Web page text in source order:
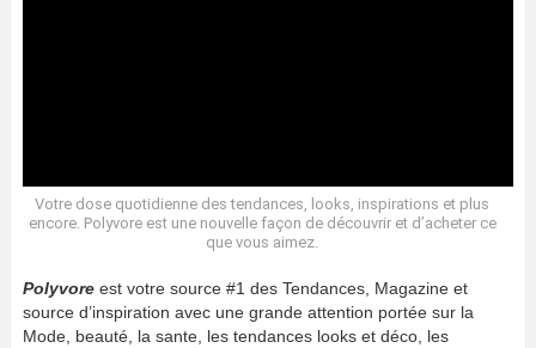
Votre dose quotidienne des tendances, looks, inspirations et plus
encore. Polyvore est une nouvelle façon de découvrir et d’acheter ce
que vous aimez.
Polyvore est votre source #1 des Tendances, Magazine et
source d’inspiration avec une grande attention portée sur la
Mode, beauté, la sante, les tendances looks et déco, les